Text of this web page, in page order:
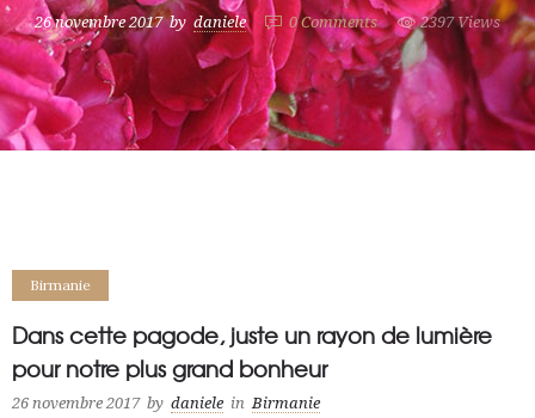
26 novembre 2017 by daniele 0Comments 2397 Views
Birmanie
Dans cette pagode, juste un rayon de lumière
pour notre plus grand bonheur
26 novembre 2017 by daniele in Birmanie